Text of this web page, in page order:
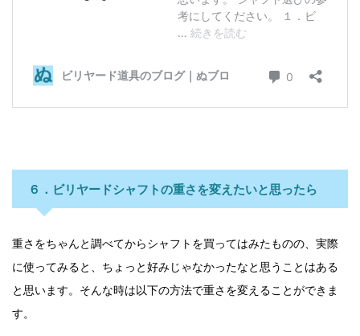
６．ビリヤードシャフトの重さを変えたいと思ったら
重さをちゃんと調べてからシャフトを買ってはみたものの、実際
に使ってみると、ちょっと好みじゃなかったなと思うことはある
と思います。そんな時は以下の方法で重さを変えることができま
す。